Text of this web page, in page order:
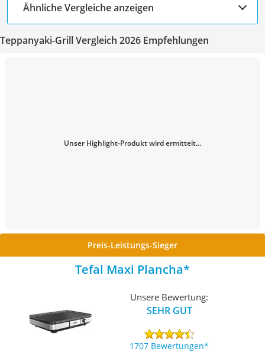
Ähnliche Vergleiche anzeigen
Teppanyaki-Grill Vergleich 2026 Empfehlungen
Unser Highlight-Produkt wird ermittelt...
Preis-Leistungs-Sieger
Tefal Maxi Plancha
Unsere Bewertung:
SEHR GUT
1707 Bewertungen